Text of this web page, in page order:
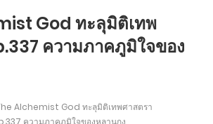
God ทะลุมิติเทพ
ความภาคภูมิใจของ
Alchemist God ทะลุมิติเทพศาสตรา